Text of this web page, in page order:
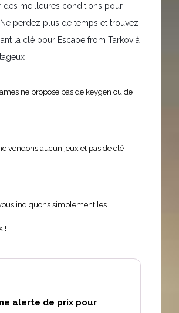
des meilleures conditions pour
perdez plus de temps et trouvez
la clé pour Escape from Tarkov à
!
ne propose pas de keygen ou de
vendons aucun jeux et pas de clé
indiquons simplement les
!
alerte de prix pour